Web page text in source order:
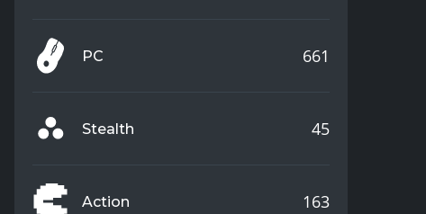
PC 661
Stealth 45
Action 163